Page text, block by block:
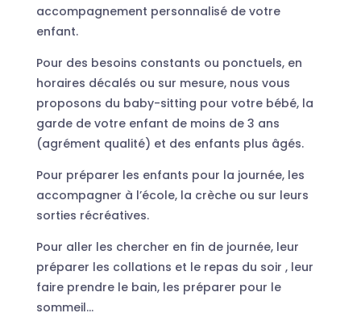
accompagnement personnalisé de votre
enfant.
Pour des besoins constants ou ponctuels, en
horaires décalés ou sur mesure, nous vous
proposons du baby-sitting pour votre bébé, la
garde de votre enfant de moins de 3 ans
(agrément qualité) et des enfants plus âgés.
Pour préparer les enfants pour la journée, les
accompagner à l’école, la crèche ou sur leurs
sorties récréatives.
Pour aller les chercher en fin de journée, leur
préparer les collations et le repas du soir , leur
faire prendre le bain, les préparer pour le
sommeil…